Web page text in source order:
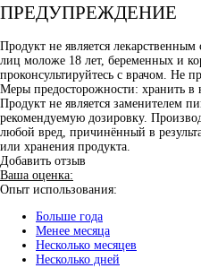
ПРЕДУПРЕЖДЕНИЕ
Продукт не является
лиц моложе 18 лет, беременных и
проконсультируйтесь с врачом. Не
Меры предосторожности: хранить в
Продукт не является заменителем
рекомендуемую дозировку.
любой вред, причинённый в
или хранения продукта.
Добавить отзыв
Ваша оценка:
Опыт использования:
Больше года
Менее месяца
Несколько месяцев
Несколько дней